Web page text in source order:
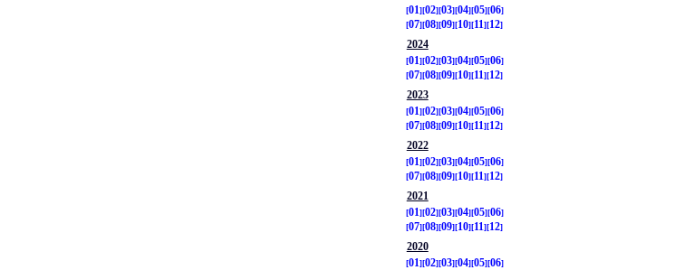
01
02 03 04 05 06
07 08 09 10 11
12
2024
01
02 03 04 05 06
07 08 09 10 11
12
2023
01
02 03 04 05 06
07 08 09 10 11
12
2022
01
02 03 04 05 06
07 08 09 10 11
12
2021
01
02 03 04 05 06
07 08 09 10 11
12
2020
01
02 03 04 05 06